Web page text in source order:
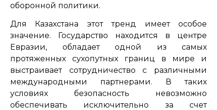
оборонной политики.
Для Казахстана этот тренд имеет особое
значение. Государство находится в центре
Евразии, обладает одной из самых
протяженных сухопутных границ в мире и
выстраивает сотрудничество с различными
международными партнерами. В таких
условиях безопасность невозможно
обеспечивать исключительно за счет